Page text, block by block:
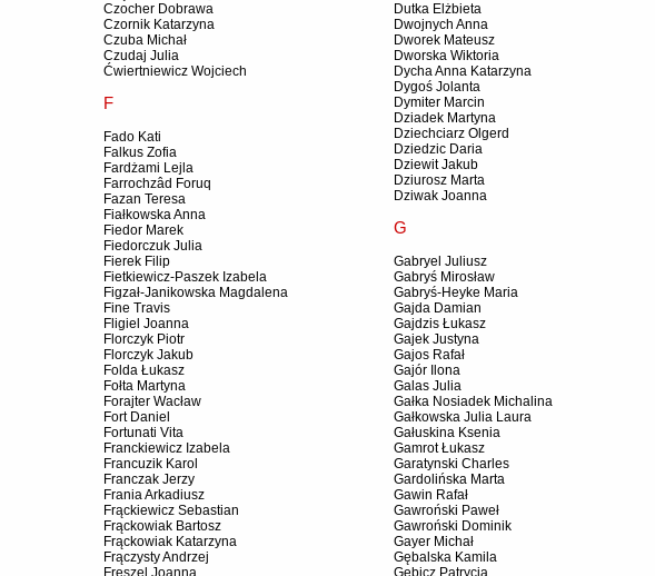
Czocher Dobrawa
Czornik Katarzyna
Czuba Michał
Czudaj Julia
Ćwiertniewicz Wojciech
F
Fado Kati
Falkus Zofia
Fardżami Lejla
Farrochzâd Foruq
Fazan Teresa
Fiałkowska Anna
Fiedor Marek
Fiedorczuk Julia
Fierek Filip
Fietkiewicz-Paszek Izabela
Figzał-Janikowska Magdalena
Fine Travis
Fligiel Joanna
Florczyk Piotr
Florczyk Jakub
Folda Łukasz
Fołta Martyna
Forajter Wacław
Fort Daniel
Fortunati Vita
Franckiewicz Izabela
Francuzik Karol
Franczak Jerzy
Frania Arkadiusz
Frąckiewicz Sebastian
Frąckowiak Bartosz
Frąckowiak Katarzyna
Frączysty Andrzej
Freszel Joanna
Dutka Elżbieta
Dwojnych Anna
Dworek Mateusz
Dworska Wiktoria
Dycha Anna Katarzyna
Dygoś Jolanta
Dymiter Marcin
Dziadek Martyna
Dziechciarz Olgerd
Dziedzic Daria
Dziewit Jakub
Dziurosz Marta
Dziwak Joanna
G
Gabryel Juliusz
Gabryś Mirosław
Gabryś-Heyke Maria
Gajda Damian
Gajdzis Łukasz
Gajek Justyna
Gajos Rafał
Gajór Ilona
Galas Julia
Gałka Nosiadek Michalina
Gałkowska Julia Laura
Gałuskina Ksenia
Gamrot Łukasz
Garatynski Charles
Gardolińska Marta
Gawin Rafał
Gawroński Paweł
Gawroński Dominik
Gayer Michał
Gębalska Kamila
Gębicz Patrycja